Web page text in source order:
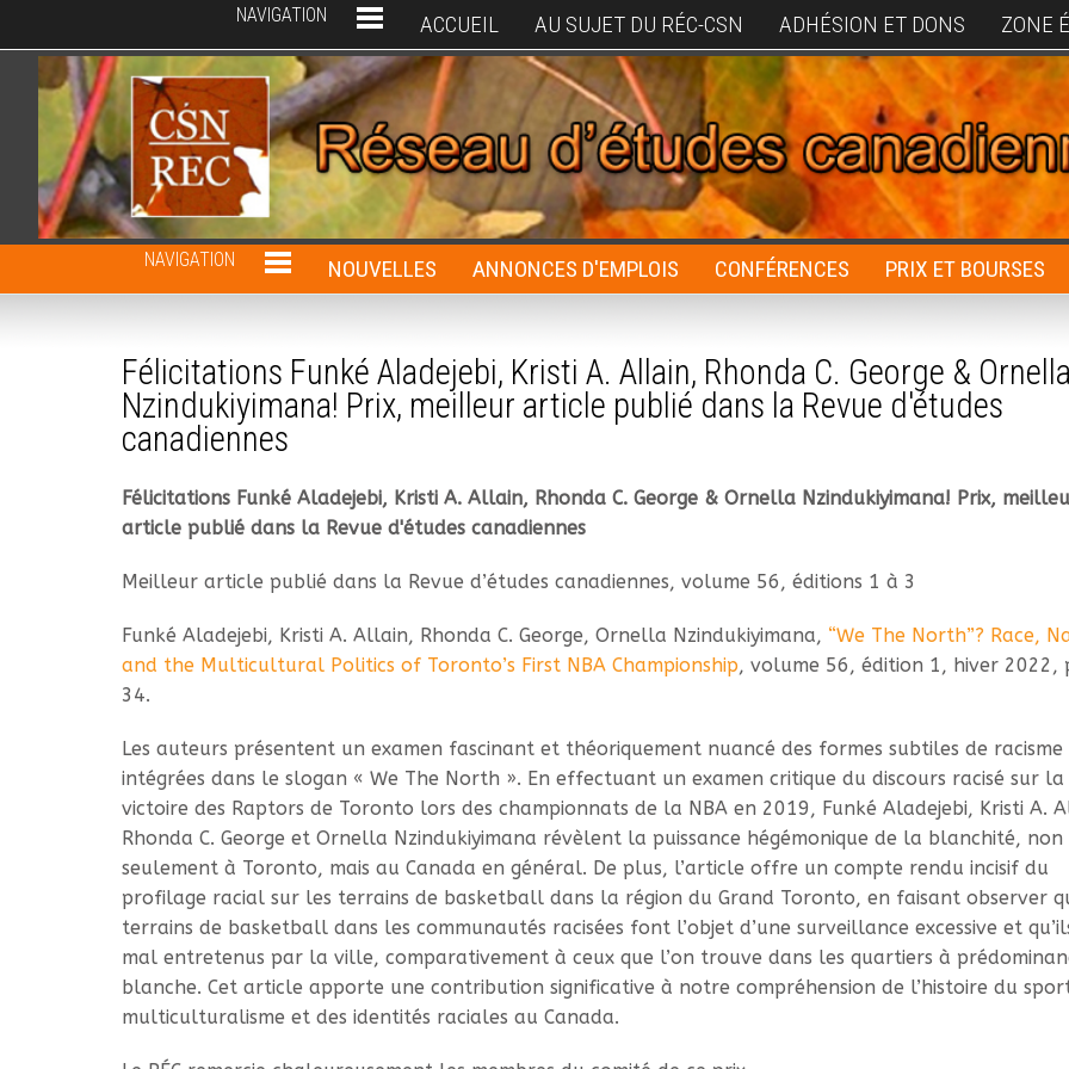
NAVIGATION ACCUEIL AU SUJET DU RÉC-CSN ADHÉSION ET DONS ZONE
NAVIGATION NOUVELLES ANNONCES D'EMPLOIS CONFÉRENCES PRIX ET BOURSES
Félicitations Funké Aladejebi, Kristi A. Allain, Rhonda C. George & Ornella
Nzindukiyimana! Prix, meilleur article publié dans la Revue d'études
canadiennes
Félicitations Funké Aladejebi, Kristi A. Allain, Rhonda C. George & Ornella Nzindukiyimana! Prix,
article publié dans la Revue d'études canadiennes
Meilleur article publié dans la Revue d’études canadiennes, volume 56, éditions 1 à 3
Funké Aladejebi, Kristi A. Allain, Rhonda C. George, Ornella Nzindukiyimana, “We The North”? Race,
and the Multicultural Politics of Toronto’s First NBA Championship, volume 56, édition 1, hiver 2022,
34.
Les auteurs présentent un examen fascinant et théoriquement nuancé des formes subtiles de racisme
intégrées dans le slogan « We The North ». En effectuant un examen critique du discours racisé sur la
victoire des Raptors de Toronto lors des championnats de la NBA en 2019, Funké Aladejebi, Kristi A.
Rhonda C. George et Ornella Nzindukiyimana révèlent la puissance hégémonique de la blanchité, non
seulement à Toronto, mais au Canada en général. De plus, l’article offre un compte rendu incisif du
profilage racial sur les terrains de basketball dans la région du Grand Toronto, en faisant observer
terrains de basketball dans les communautés racisées font l’objet d’une surveillance excessive et
mal entretenus par la ville, comparativement à ceux que l’on trouve dans les quartiers à
blanche. Cet article apporte une contribution significative à notre compréhension de l’histoire du
multiculturalisme et des identités raciales au Canada.